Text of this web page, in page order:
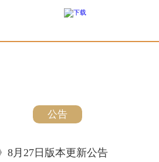
公告
8月27日版本更新公告